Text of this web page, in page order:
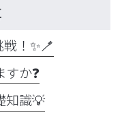
！✨🪥
か❓
知識💡